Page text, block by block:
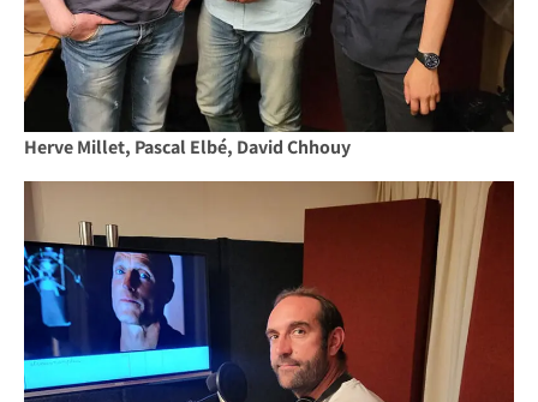
Herve Millet, Pascal Elbé, David Chhouy